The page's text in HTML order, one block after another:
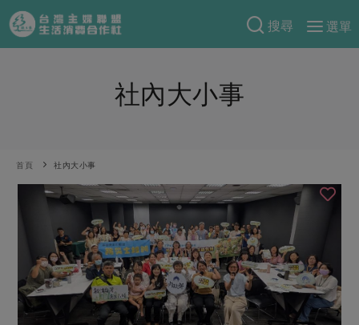
搜尋
選單
產品分類
奶蛋豆・五穀
乳製品
豆製品 米麵雜糧
米食
常備菜
蔬食
把最好的台灣味帶回家！
防災用品預購圓滿結束
2026年端午節預購圓滿結束
更多預購活動
主婦食堂 一籃菜真心話
社內大小事 合作聯合國
產品故事 生活提案
關於合作社
認識合作社
關於我們
重要公告
社內大小事
首頁 社內大小事